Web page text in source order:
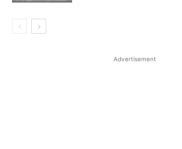
Advertisement